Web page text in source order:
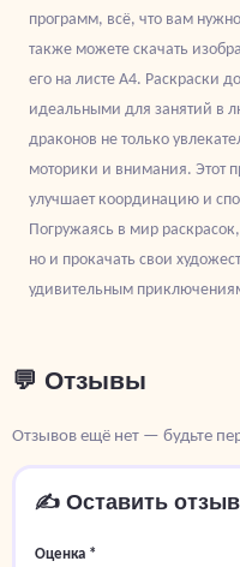
программ, всё, что вам
также можете скачать
его на листе А4. Раскраски
идеальными для занятий в
драконов не только
моторики и внимания. Этот
улучшает координацию и
Погружаясь в мир
но и прокачать свои
удивительным
💬 Отзывы
Отзывов ещё нет — будьте
✍️ Оставить отзыв
Оценка *